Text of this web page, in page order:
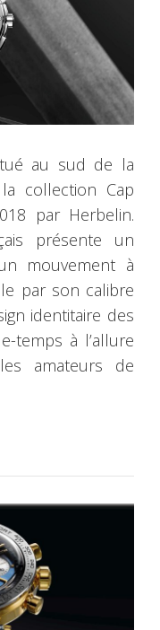
au sud de la
collection Cap
par Herbelin.
présente un
mouvement à
par son calibre
identitaire des
temps à l’allure
amateurs de